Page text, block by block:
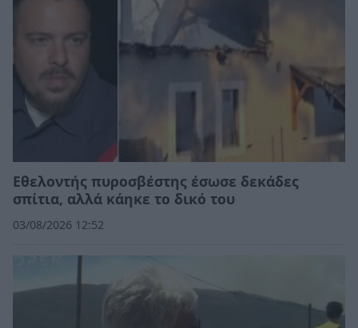
Εθελοντής πυροσβέστης έσωσε δεκάδες
σπίτια, αλλά κάηκε το δικό του
03/08/2026 12:52